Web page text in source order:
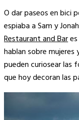
O dar paseos en bici
espiaba a Sam y
Restaurant and Bar
hablan sobre
pueden curiosear las
que hoy decoran las